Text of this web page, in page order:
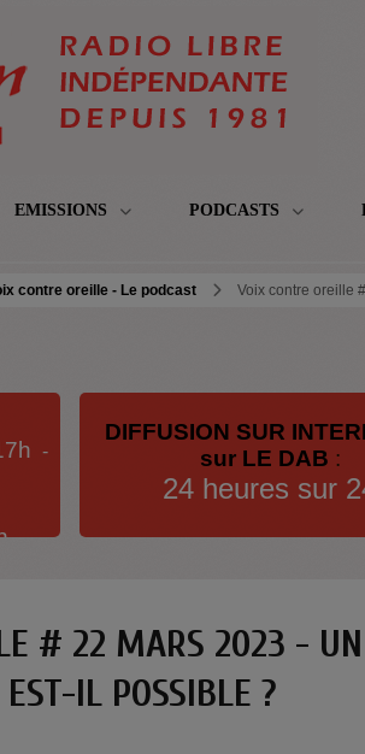
EMISSIONS PODCASTS
contre oreille - Le podcast Voix contre oreille
-
DIFFUSION SUR
sur LE DAB :
24 heures sur
# 22 MARS 2023 - UN
IL POSSIBLE ?